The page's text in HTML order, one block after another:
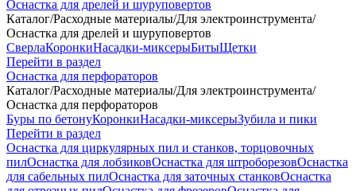
Оснастка для дрелей и шуруповертов
Каталог/Расходные материалы/Для электроинструмента/
Оснастка для дрелей и шуруповертов
СверлаКоронкиНасадки-миксерыБитыЩетки
Перейти в раздел
Оснастка для перфораторов
Каталог/Расходные материалы/Для электроинструмента/
Оснастка для перфораторов
Буры по бетонуКоронкиНасадки-миксерыЗубила и пики
Перейти в раздел
Оснастка для циркулярных пил и станков, торцовочных
пилОснастка для лобзиковОснастка для штроборезовОснастка
для сабельных пилОснастка для заточных станковОснастка